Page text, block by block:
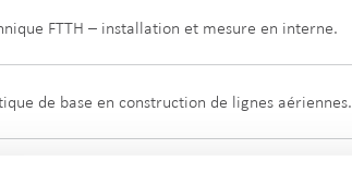
FTTH – installation et mesure en interne.
de base en construction de lignes aériennes.